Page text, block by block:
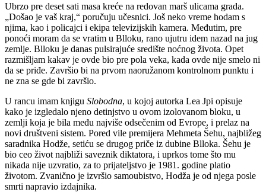
Ubrzo pre deset sati masa kreće na redovan marš ulicama grada.
„Došao je vaš kraj,“ poručuju učesnici. Još neko vreme hodam s
njima, kao i policajci i ekipa televizijskih kamera. Međutim, pre
ponoći moram da se vratim u Blloku, rano ujutru idem nazad na jug
zemlje. Blloku je danas pulsirajuće središte noćnog života. Opet
razmišljam kakav je ovde bio pre pola veka, kada ovde nije smelo ni
da se priđe. Završio bi na prvom naoružanom kontrolnom punktu i
ne zna se gde bi završio.
U rancu imam knjigu Slobodna, u kojoj autorka Lea Jpi opisuje
kako je izgledalo njeno detinjstvo u ovom izolovanom bloku, u
zemlji koja je bila među najviše odsečenim od Evrope, i prelaz na
novi društveni sistem. Pored vile premijera Mehmeta Šehu, najbližeg
saradnika Hodže, setiću se drugog priče iz dubine Blloka. Šehu je
bio ceo život najbliži saveznik diktatora, i uprkos tome što mu
nikada nije uzvratio, za to prijateljstvo je 1981. godine platio
životom. Zvanično je izvršio samoubistvo, Hodža je od njega posle
smrti napravio izdajnika.